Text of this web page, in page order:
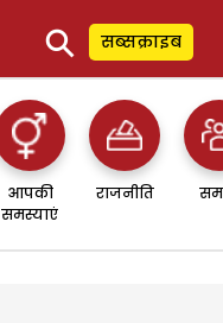
⚲ सब्सक्राइब
आपकी
समस्याएं
राजनीति